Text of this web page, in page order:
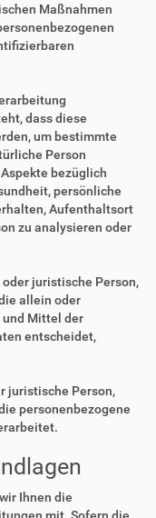
Maßnahmen
dass diese
um bestimmte
Person
bezüglich
persönliche
Aufenthaltsort
zu analysieren oder
juristische Person,
allein oder
und Mittel der
entscheidet,
juristische Person,
personenbezogene
Ihnen die